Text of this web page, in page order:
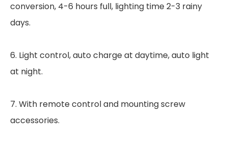
conversion, 4-6 hours full, lighting time 2-3 rainy
days.
6. Light control, auto charge at daytime, auto light
at night.
7. With remote control and mounting screw
accessories.